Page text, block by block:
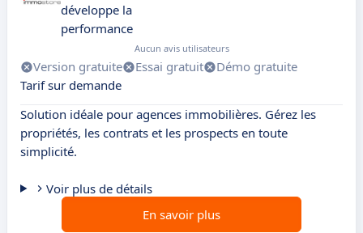
développe la
performance
Aucun avis utilisateurs
Version gratuite Essai gratuit
Démo gratuite
Tarif sur demande
Solution idéale pour agences immobilières. Gérez les
propriétés, les contrats et les prospects en toute
simplicité.
Voir plus de détails
En savoir plus